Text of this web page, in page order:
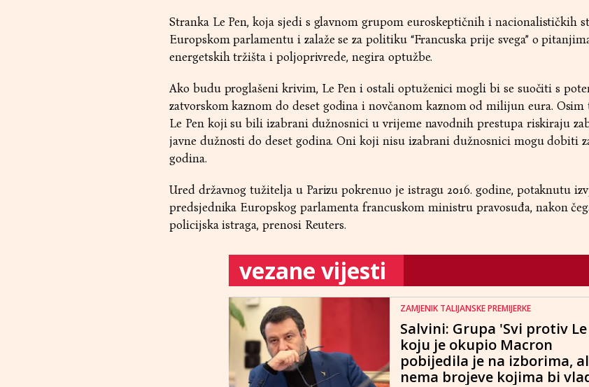
Stranka Le Pen, koja sjedi s glavnom grupom euroskeptičnih i nacionalističkih
Europskom parlamentu i zalaže se za politiku “Francuska prije svega” o
energetskih tržišta i poljoprivrede, negira optužbe.
Ako budu proglašeni krivim, Le Pen i ostali optuženici mogli bi se suočiti s
zatvorskom kaznom do deset godina i novčanom kaznom od milijun eura.
Le Pen koji su bili izabrani dužnosnici u vrijeme navodnih prestupa riskiraju
javne dužnosti do deset godina. Oni koji nisu izabrani dužnosnici mogu dobiti
godina.
Ured državnog tužitelja u Parizu pokrenuo je istragu 2016. godine, potaknutu
predsjednika Europskog parlamenta francuskom ministru pravosuđa, nakon
policijska istraga, prenosi Reuters.
vezane vijesti
ZAMJENIK TALIJANSKE PREMIJERKE
Salvini: Grupa 'Svi protiv Le
koju je okupio Macron
pobijedila je na izborima,
nema brojeve kojima bi